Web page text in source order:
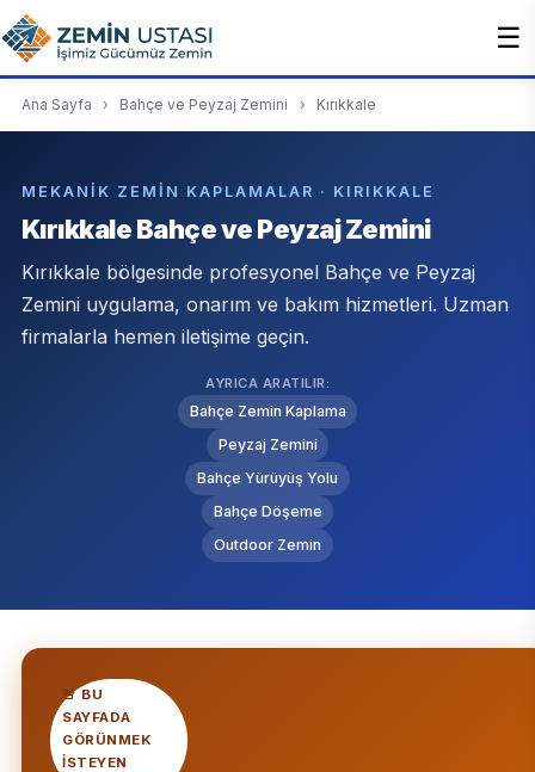
☰
Ana Sayfa › Bahçe ve Peyzaj Zemini › Kırıkkale
MEKANIK ZEMIN KAPLAMALAR · KIRIKKALE
Kırıkkale Bahçe ve Peyzaj Zemini
Kırıkkale bölgesinde profesyonel Bahçe ve Peyzaj
Zemini uygulama, onarım ve bakım hizmetleri. Uzman
firmalarla hemen iletişime geçin.
AYRICA ARATILIR:
Bahçe Zemin Kaplama
Peyzaj Zemini
Bahçe Yürüyüş Yolu
Bahçe Döşeme
Outdoor Zemin
🚨 BU
SAYFADA
GÖRÜNMEK
ISTEYEN